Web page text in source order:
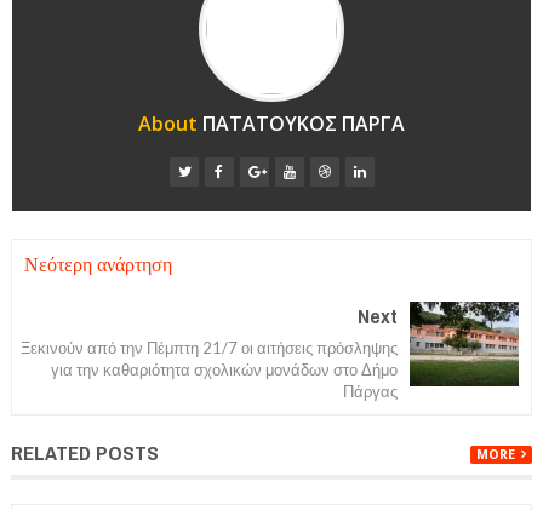
About ΠΑΤΑΤΟΥΚΟΣ ΠΑΡΓΑ
Νεότερη ανάρτηση
Next
Ξεκινούν από την Πέμπτη 21/7 οι αιτήσεις πρόσληψης
για την καθαριότητα σχολικών μονάδων στο Δήμο
Πάργας
RELATED POSTS MORE